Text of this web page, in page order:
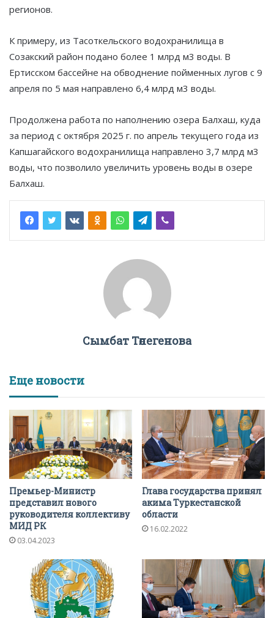
регионов.
К примеру, из Тасоткельского водохранилища в
Созакский район подано более 1 млрд м3 воды. В
Ертисском бассейне на обводнение пойменных лугов с 9
апреля по 5 мая направлено 6,4 млрд м3 воды.
Продолжена работа по наполнению озера Балхаш, куда
за период с октября 2025 г. по апрель текущего года из
Капшагайского водохранилища направлено 3,7 млрд м3
воды, что позволило увеличить уровень воды в озере
Балхаш.
Сымбат Төлегенова
Еще новости
Премьер-Министр
представил нового
руководителя коллективу
МИД РК
03.04.2023
Глава государства принял
акима Туркестанской
области
16.02.2022